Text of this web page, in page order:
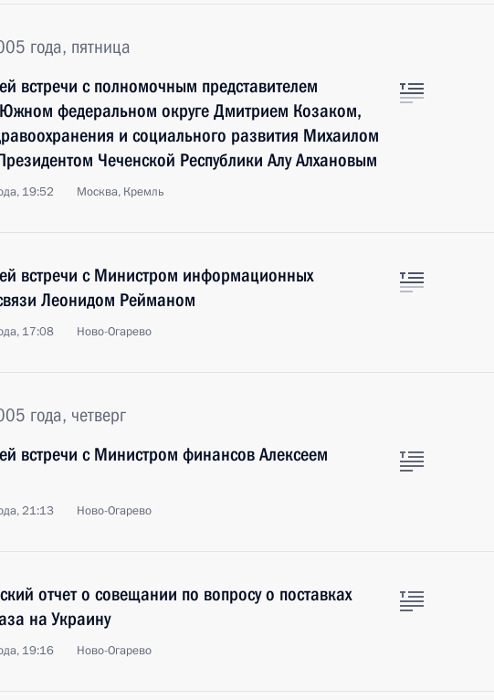
года, пятница
встречи с полномочным представителем
федеральном округе Дмитрием Козаком,
и социального развития Михаилом
Чеченской Республики Алу Алхановым
19:52 Москва, Кремль
встречи с Министром информационных
Леонидом Рейманом
17:08 Ново-Огарево
года, четверг
встречи с Министром финансов Алексеем
21:13 Ново-Огарево
отчет о совещании по вопросу о поставках
на Украину
19:16 Ново-Огарево